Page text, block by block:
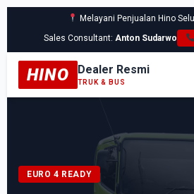
Melayani Penjualan Hino
Sales Consultant:Anton Sudarwo
HINO Dealer Resmi
TRUK & BUS
EURO 4 READY